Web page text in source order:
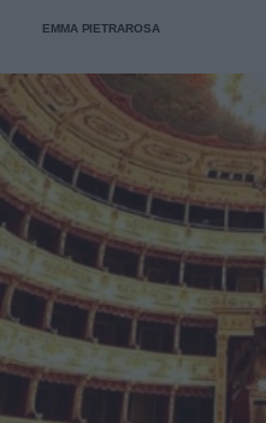
EMMA PIETRAROSA